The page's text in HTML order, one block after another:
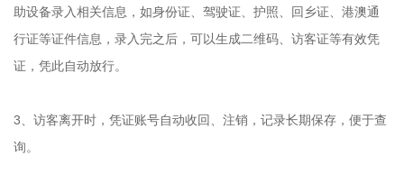
助设备录入相关信息，如身份证、驾驶证、护照、回乡证、港澳通
行证等证件信息，录入完之后，可以生成二维码、访客证等有效凭
证，凭此自动放行。
3、访客离开时，凭证账号自动收回、注销，记录长期保存，便于查
询。